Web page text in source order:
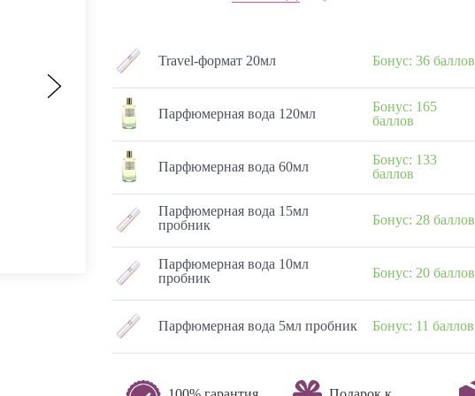
Travel-формат 20мл Бонус: 36 баллов
Парфюмерная вода 120мл
Бонус: 165
баллов
Парфюмерная вода 60мл
Бонус: 133
баллов
Парфюмерная вода 15мл
пробник
Бонус: 28 баллов
Парфюмерная вода 10мл
пробник
Бонус: 20 баллов
Парфюмерная вода 5мл пробник Бонус: 11 баллов